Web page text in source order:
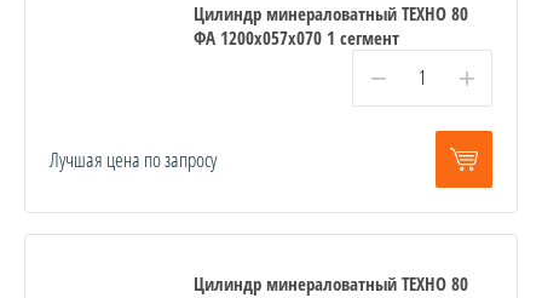
Цилиндр минераловатный ТЕХНО 80
ФА 1200x057x070 1 сегмент
− +
Лучшая цена по запросу
Цилиндр минераловатный ТЕХНО 80